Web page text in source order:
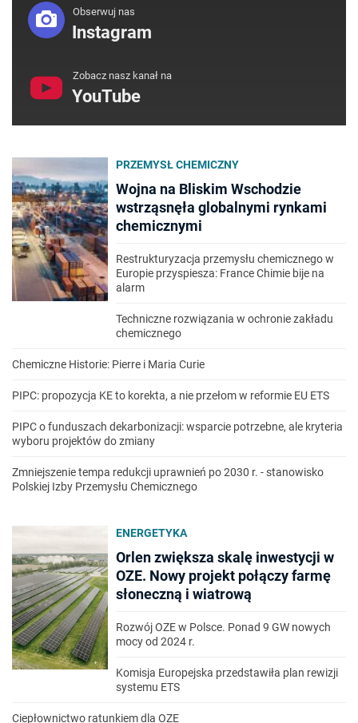
Obserwuj nas
Instagram
Zobacz nasz kanał na
YouTube
PRZEMYSŁ CHEMICZNY
Wojna na Bliskim Wschodzie
wstrząsnęła globalnymi rynkami
chemicznymi
Restrukturyzacja przemysłu chemicznego w
Europie przyspiesza: France Chimie bije na
alarm
Techniczne rozwiązania w ochronie zakładu
chemicznego
Chemiczne Historie: Pierre i Maria Curie
PIPC: propozycja KE to korekta, a nie przełom w reformie EU ETS
PIPC o funduszach dekarbonizacji: wsparcie potrzebne, ale kryteria
wyboru projektów do zmiany
Zmniejszenie tempa redukcji uprawnień po 2030 r. - stanowisko
Polskiej Izby Przemysłu Chemicznego
ENERGETYKA
Orlen zwiększa skalę inwestycji w
OZE. Nowy projekt połączy farmę
słoneczną i wiatrową
Rozwój OZE w Polsce. Ponad 9 GW nowych
mocy od 2024 r.
Komisja Europejska przedstawiła plan rewizji
systemu ETS
Ciepłownictwo ratunkiem dla OZE